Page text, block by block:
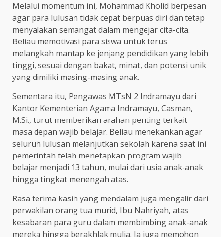
Melalui momentum ini, Mohammad Kholid berpesan
agar para lulusan tidak cepat berpuas diri dan tetap
menyalakan semangat dalam mengejar cita-cita.
Beliau memotivasi para siswa untuk terus
melangkah mantap ke jenjang pendidikan yang lebih
tinggi, sesuai dengan bakat, minat, dan potensi unik
yang dimiliki masing-masing anak.
Sementara itu, Pengawas MTsN 2 Indramayu dari
Kantor Kementerian Agama Indramayu, Casman,
M.Si., turut memberikan arahan penting terkait
masa depan wajib belajar. Beliau menekankan agar
seluruh lulusan melanjutkan sekolah karena saat ini
pemerintah telah menetapkan program wajib
belajar menjadi 13 tahun, mulai dari usia anak-anak
hingga tingkat menengah atas.
Rasa terima kasih yang mendalam juga mengalir dari
perwakilan orang tua murid, Ibu Nahriyah, atas
kesabaran para guru dalam membimbing anak-anak
mereka hingga berakhlak mulia. Ia juga memohon